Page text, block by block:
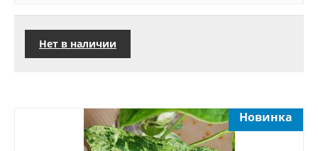
Нет в наличии
Новинка